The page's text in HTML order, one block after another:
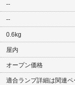
--
--
0.6kg
屋内
オープン価格
適合ランプ詳細は関連ペ